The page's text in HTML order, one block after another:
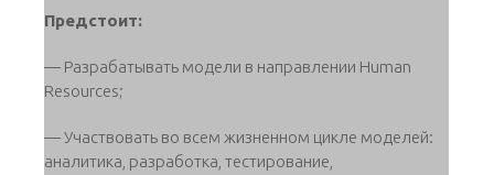
Предстоит:
— Разрабатывать модели в направлении Human
Resources;
— Участвовать во всем жизненном цикле моделей:
аналитика, разработка, тестирование,